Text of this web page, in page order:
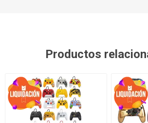
Productos